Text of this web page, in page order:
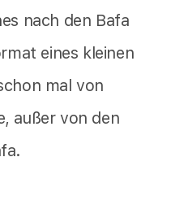
nach den Bafa
eines kleinen
mal von
außer von den